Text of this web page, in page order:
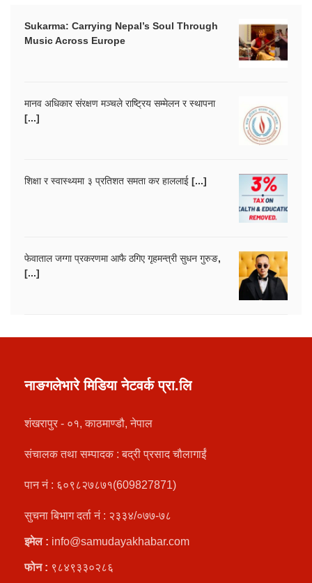
Sukarma: Carrying Nepal’s Soul Through
Music Across Europe
मानव अधिकार संरक्षण मञ्चले राष्ट्रिय सम्मेलन र स्थापना
[...]
शिक्षा र स्वास्थ्यमा ३ प्रतिशत समता कर हाललाई [...]
फेवाताल जग्गा प्रकरणमा आफै ठगिए गृहमन्त्री सुधन गुरुङ,
[...]
नाङगलेभारे मिडिया नेटवर्क प्रा.लि
शंखरापुर - ०१, काठमाण्डौ, नेपाल
संचालक तथा सम्पादक : बद्री प्रसाद चौलागाईं
पान नं : ६०९८२७८७१(609827871)
सुचना बिभाग दर्ता नं : २३३४/०७७-७८
इमेल : info@samudayakhabar.com
फोन : ९८४९३३०२८६